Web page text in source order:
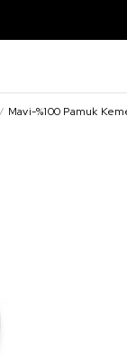
Mavi-%100 Pamuk